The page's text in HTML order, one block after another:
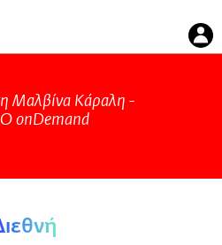
Μαλβίνα Κάραλη -
onDemand